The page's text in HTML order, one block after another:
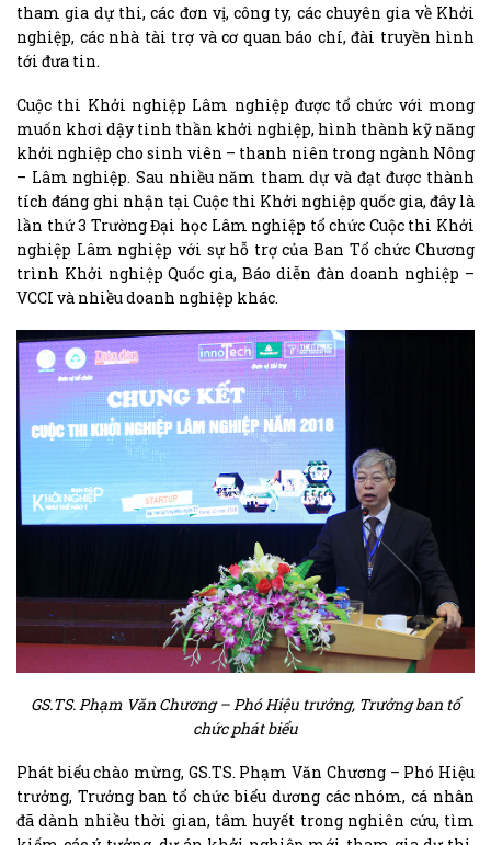
tham gia dự thi, các đơn vị, công ty, các chuyên gia về Khởi
nghiệp, các nhà tài trợ và cơ quan báo chí, đài truyền hình
tới đưa tin.
Cuộc thi Khởi nghiệp Lâm nghiệp được tổ chức với mong
muốn khơi dậy tinh thần khởi nghiệp, hình thành kỹ năng
khởi nghiệp cho sinh viên – thanh niên trong ngành Nông
– Lâm nghiệp. Sau nhiều năm tham dự và đạt được thành
tích đáng ghi nhận tại Cuộc thi Khởi nghiệp quốc gia, đây là
lần thứ 3 Trường Đại học Lâm nghiệp tổ chức Cuộc thi Khởi
nghiệp Lâm nghiệp với sự hỗ trợ của Ban Tổ chức Chương
trình Khởi nghiệp Quốc gia, Báo diễn đàn doanh nghiệp –
VCCI và nhiều doanh nghiệp khác.
GS.TS. Phạm Văn Chương – Phó Hiệu trưởng, Trưởng ban tổ
chức phát biểu
Phát biểu chào mừng, GS.TS. Phạm Văn Chương – Phó Hiệu
trưởng, Trưởng ban tổ chức biểu dương các nhóm, cá nhân
đã dành nhiều thời gian, tâm huyết trong nghiên cứu, tìm